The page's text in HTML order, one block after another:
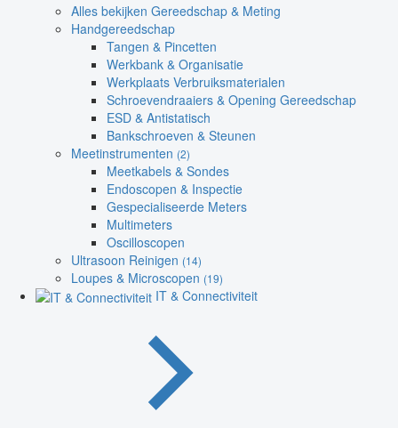
Alles bekijken Gereedschap & Meting
Handgereedschap
Tangen & Pincetten
Werkbank & Organisatie
Werkplaats Verbruiksmaterialen
Schroevendraaiers & Opening Gereedschap
ESD & Antistatisch
Bankschroeven & Steunen
Meetinstrumenten (2)
Meetkabels & Sondes
Endoscopen & Inspectie
Gespecialiseerde Meters
Multimeters
Oscilloscopen
Ultrasoon Reinigen (14)
Loupes & Microscopen (19)
IT & Connectiviteit